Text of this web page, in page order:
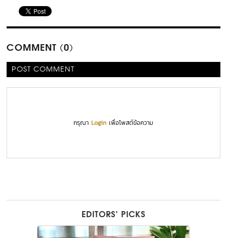
COMMENT (0)
POST COMMENT
กรุณาLogin เพื่อโพสต์ข้อความ
EDITORS’ PICKS